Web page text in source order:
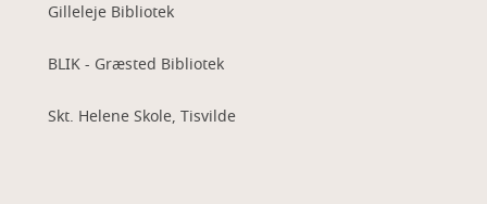
Gilleleje Bibliotek
BLIK - Græsted Bibliotek
Skt. Helene Skole, Tisvilde